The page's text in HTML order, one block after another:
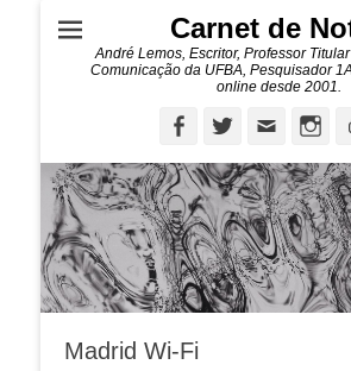
Carnet de
André Lemos, Escritor, Professor
Comunicação da UFBA, Pesquisador
online desde 2001.
FacebookTwitterEmail
Madrid Wi-Fi